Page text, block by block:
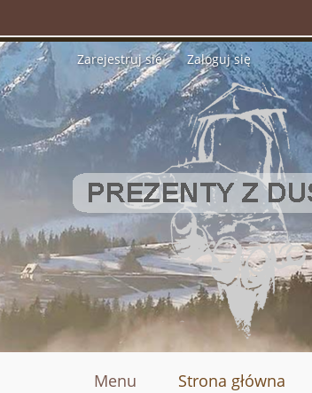
Zarejestruj się Zaloguj się
Menu Strona główna